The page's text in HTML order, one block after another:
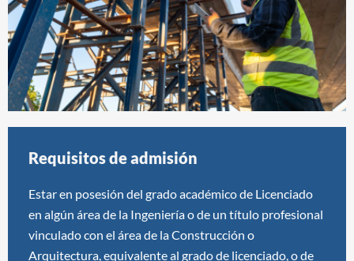
Requisitos de admisión
Estar en posesión del grado académico de Licenciado
en algún área de la Ingeniería o de un título profesional
vinculado con el área de la Construcción o
Arquitectura, equivalente al grado de licenciado, o de